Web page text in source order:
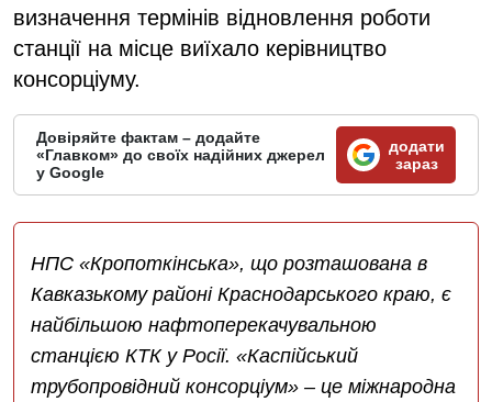
визначення термінів відновлення роботи
станції на місце виїхало керівництво
консорціуму.
Довіряйте фактам – додайте
«Главком» до своїх надійних джерел
у Google
додати
зараз
НПС «Кропоткінська», що розташована в
Кавказькому районі Краснодарського краю, є
найбільшою нафтоперекачувальною
станцією КТК у Росії. «Каспійський
трубопровідний консорціум» – це міжнародна